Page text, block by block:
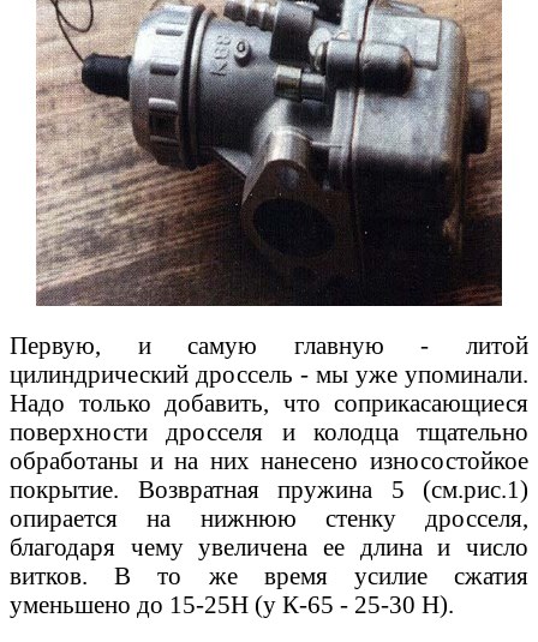
Первую, и самую главную - литой
цилиндрический дроссель - мы уже упоминали.
Надо только добавить, что соприкасающиеся
поверхности дросселя и колодца тщательно
обработаны и на них нанесено износостойкое
покрытие. Возвратная пружина 5 (см.рис.1)
опирается на нижнюю стенку дросселя,
благодаря чему увеличена ее длина и число
витков. В то же время усилие сжатия
уменьшено до 15-25Н (у К-65 - 25-30 Н).